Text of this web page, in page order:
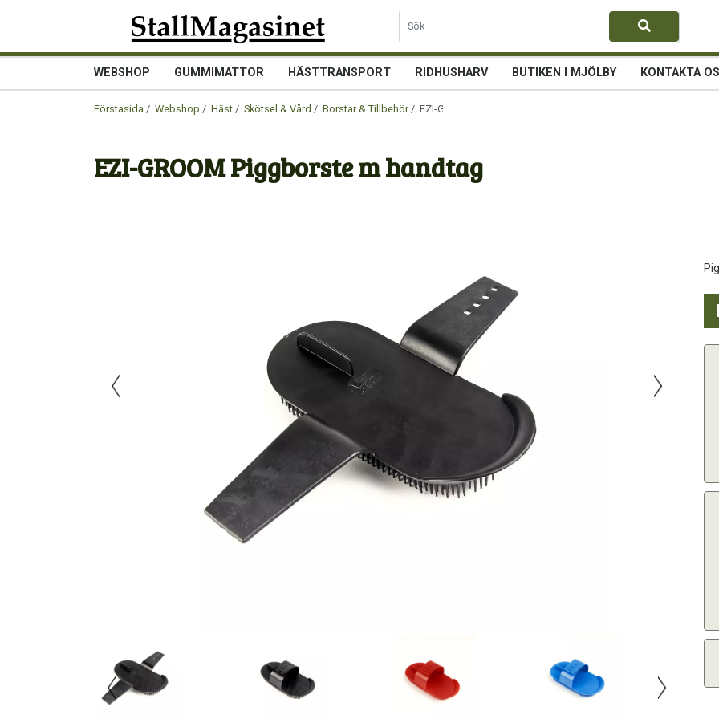
WEBSHOP GUMMIMATTOR HÄSTTRANSPORT RIDHUSHARV BUTIKEN I MJÖLBY KONTAKTA
Förstasida / Webshop / Häst / Skötsel & Vård / Borstar & Tillbehör/ EZI-GROOM Piggborste m handtag
EZI-GROOM Piggborste m handtag